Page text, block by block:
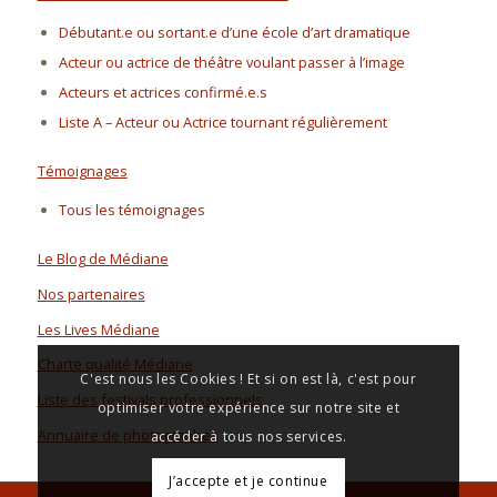
Débutant.e ou sortant.e d’une école d’art dramatique
Acteur ou actrice de théâtre voulant passer à l’image
Acteurs et actrices confirmé.e.s
Liste A – Acteur ou Actrice tournant régulièrement
Témoignages
Tous les témoignages
Le Blog de Médiane
Nos partenaires
Les Lives Médiane
Charte qualité Médiane
Liste des festivals professionnels
Annuaire de photographes
C'est nous les Cookies ! Et si on est là, c'est pour
optimiser votre expérience sur notre site et
accéder à tous nos services.
J’accepte et je continue